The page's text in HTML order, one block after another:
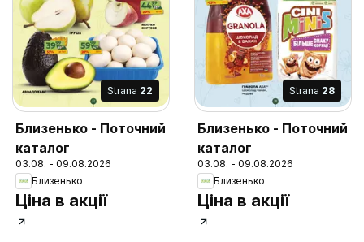
Strana 22
Близенько - Поточний
каталог
03.08. - 09.08.2026
Близенько
Ціна в акції
Strana 28
Близенько - Поточний
каталог
03.08. - 09.08.2026
Близенько
Ціна в акції